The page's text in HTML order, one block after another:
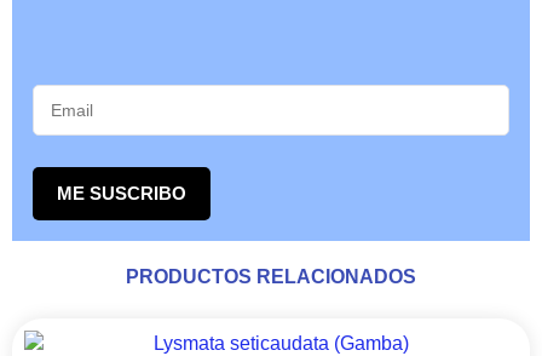
ME SUSCRIBO
PRODUCTOS RELACIONADOS